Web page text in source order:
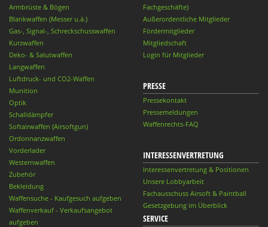
Armbrüste & Bögen
Blankwaffen (Messer u.ä.)
Gas-, Signal-, Schreckschusswaffen
Kurzwaffen
Deko- & Salutwaffen
Langwaffen
Luftdruck- und CO2-Waffen
Munition
Optik
Schalldämpfer
Softairwaffen (Airsoftgun)
Ordonnanzwaffen
Vorderlader
Westernwaffen
Zubehör
Bekleidung
Waffensuche - Kaufgesuch aufgeben
Waffenverkauf - Verkaufsangebot
aufgeben
Fachgeschäfte)
Außerordentliche Mitglieder
Fördermitglieder
Mitgliedschaft
Login für Mitglieder
PRESSE
Pressekontakt
Pressemeldungen
Waffenrechts-FAQ
INTERESSENVERTRETUNG
Interessenvertretung & Positionen
Unsere Lobbyarbeit
Fachausschuss Airsoft & Paintball
Gesetzgebung im Überblick
SERVICE